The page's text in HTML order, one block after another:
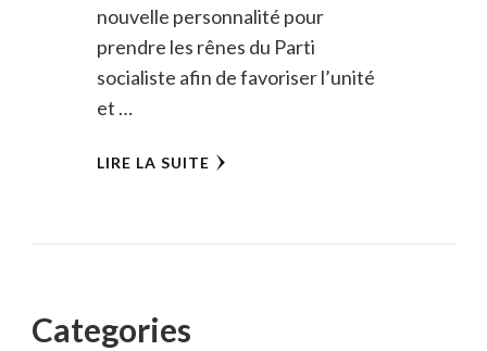
nouvelle personnalité pour
prendre les rênes du Parti
socialiste afin de favoriser l’unité
et …
LIRE LA SUITE
Categories